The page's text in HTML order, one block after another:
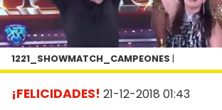
¡FELICIDADES! 21-12-2018 01:43
1221_SHOWMATCH_CAMPEONES |